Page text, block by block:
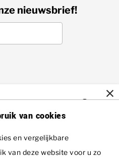
ontvangen?
nieuwsbrief!
van cookies
en vergelijkbare
van deze website voor u zo